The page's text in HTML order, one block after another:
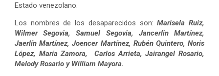
Estado venezolano.
Los nombres de los desaparecidos son:Marisela Ruiz,
Wilmer Segovia, Samuel Segovia, Jancerlin Martínez,
Jaerlín Martínez, Joencer Martínez, Rubén Quintero, Noris
López, María Zamora, Carlos Arrieta, Jairangel Rosario,
Melody Rosario y William Mayora.